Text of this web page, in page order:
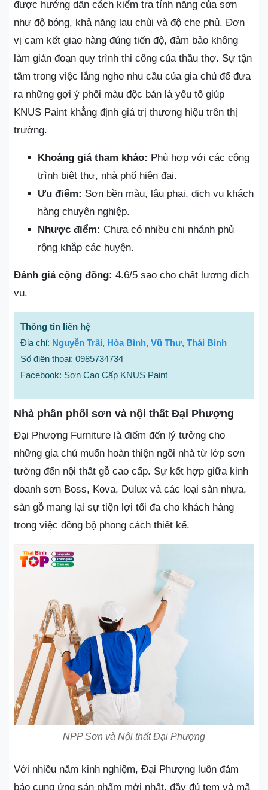
được hướng dẫn cách kiểm tra tính năng của sơn
như độ bóng, khả năng lau chùi và độ che phủ. Đơn
vị cam kết giao hàng đúng tiến độ, đảm bảo không
làm gián đoạn quy trình thi công của thầu thợ. Sự tận
tâm trong việc lắng nghe nhu cầu của gia chủ để đưa
ra những gợi ý phối màu độc bản là yếu tố giúp
KNUS Paint khẳng định giá trị thương hiệu trên thị
trường.
Khoảng giá tham khảo: Phù hợp với các công
trình biệt thự, nhà phố hiện đại.
Ưu điểm: Sơn bền màu, lâu phai, dịch vụ khách
hàng chuyên nghiệp.
Nhược điểm: Chưa có nhiều chi nhánh phủ
rộng khắp các huyện.
Đánh giá cộng đồng: 4.6/5 sao cho chất lượng dịch
vụ.
Thông tin liên hệ
Địa chỉ: Nguyễn Trãi, Hòa Bình, Vũ Thư, Thái Bình
Số điện thoại: 0985734734
Facebook: Sơn Cao Cấp KNUS Paint
Nhà phân phối sơn và nội thất Đại Phượng
Đại Phượng Furniture là điểm đến lý tưởng cho
những gia chủ muốn hoàn thiện ngôi nhà từ lớp sơn
tường đến nội thất gỗ cao cấp. Sự kết hợp giữa kinh
doanh sơn Boss, Kova, Dulux và các loại sàn nhựa,
sàn gỗ mang lại sự tiện lợi tối đa cho khách hàng
trong việc đồng bộ phong cách thiết kế.
NPP Sơn và Nội thất Đại Phượng
Với nhiều năm kinh nghiệm, Đại Phượng luôn đảm
bảo cung ứng sản phẩm mới nhất, đầy đủ tem và mã